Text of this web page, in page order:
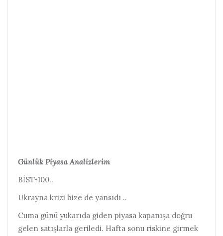
Günlük Piyasa Analizlerim
BİST-100..
Ukrayna krizi bize de yansıdı ..
Cuma günü yukarıda giden piyasa kapanışa doğru
gelen satışlarla geriledi. Hafta sonu riskine girmek